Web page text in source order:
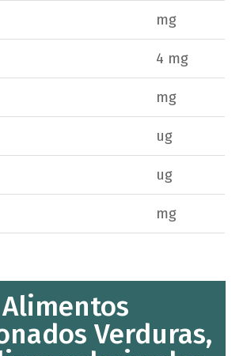
mg
4 mg
mg
ug
ug
mg
Alimentos
Verduras,